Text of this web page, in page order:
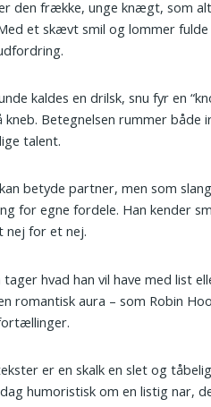
den frække, unge knægt, som
et skævt smil og lommer
kaldes en drilsk, snu fyr en
kneb. Betegnelsen rummer
talent.
betyde partner, men som
for egne fordele. Han kender
nej for et nej.
tager hvad han vil have med list
romantisk aura – som Robin
er en skalk en slet og
humoristisk om en listig nar,